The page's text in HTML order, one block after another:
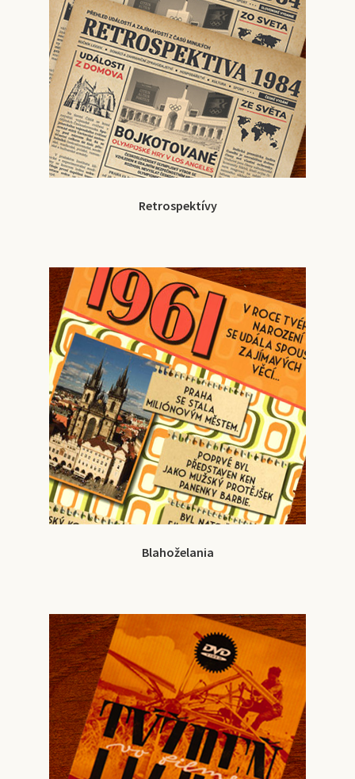
Retrospektívy
Blahoželania